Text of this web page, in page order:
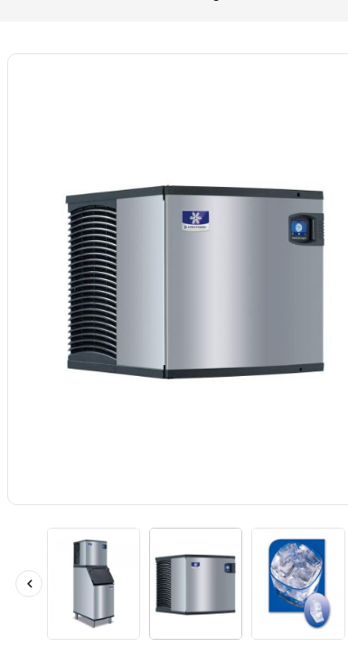
skonio, 750
ml
9,95 € Kaina
Cardamom
sirupas
pupelės, 1 kg.
24,95 €Kaina
Spanguolių
arbata
750 ml
